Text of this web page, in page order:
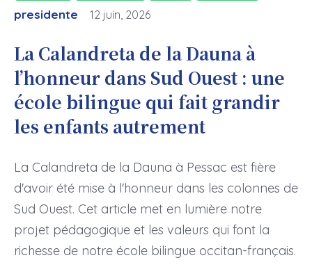
presidente
12 juin, 2026
La Calandreta de la Dauna à
l’honneur dans Sud Ouest : une
école bilingue qui fait grandir
les enfants autrement
La Calandreta de la Dauna à Pessac est fière
d'avoir été mise à l'honneur dans les colonnes de
Sud Ouest. Cet article met en lumière notre
projet pédagogique et les valeurs qui font la
richesse de notre école bilingue occitan-français.